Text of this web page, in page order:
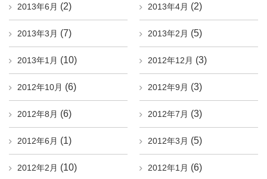
2013年6月 (2) 2013年4月 (2)
2013年3月 (7) 2013年2月 (5)
2013年1月 (10) 2012年12月 (3)
2012年10月 (6) 2012年9月 (3)
2012年8月 (6) 2012年7月 (3)
2012年6月 (1) 2012年3月 (5)
2012年2月 (10) 2012年1月 (6)